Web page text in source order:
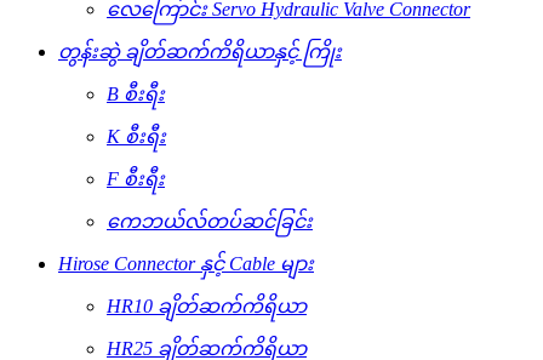
လေကြောင်း Servo Hydraulic Valve Connector
တွန်းဆွဲ ချိတ်ဆက်ကိရိယာနှင့် ကြိုး
B စီးရီး
K စီးရီး
F စီးရီး
ကေဘယ်လ်တပ်ဆင်ခြင်း
Hirose Connector နှင့် Cable များ
HR10 ချိတ်ဆက်ကိရိယာ
HR25 ချိတ်ဆက်ကိရိယာ